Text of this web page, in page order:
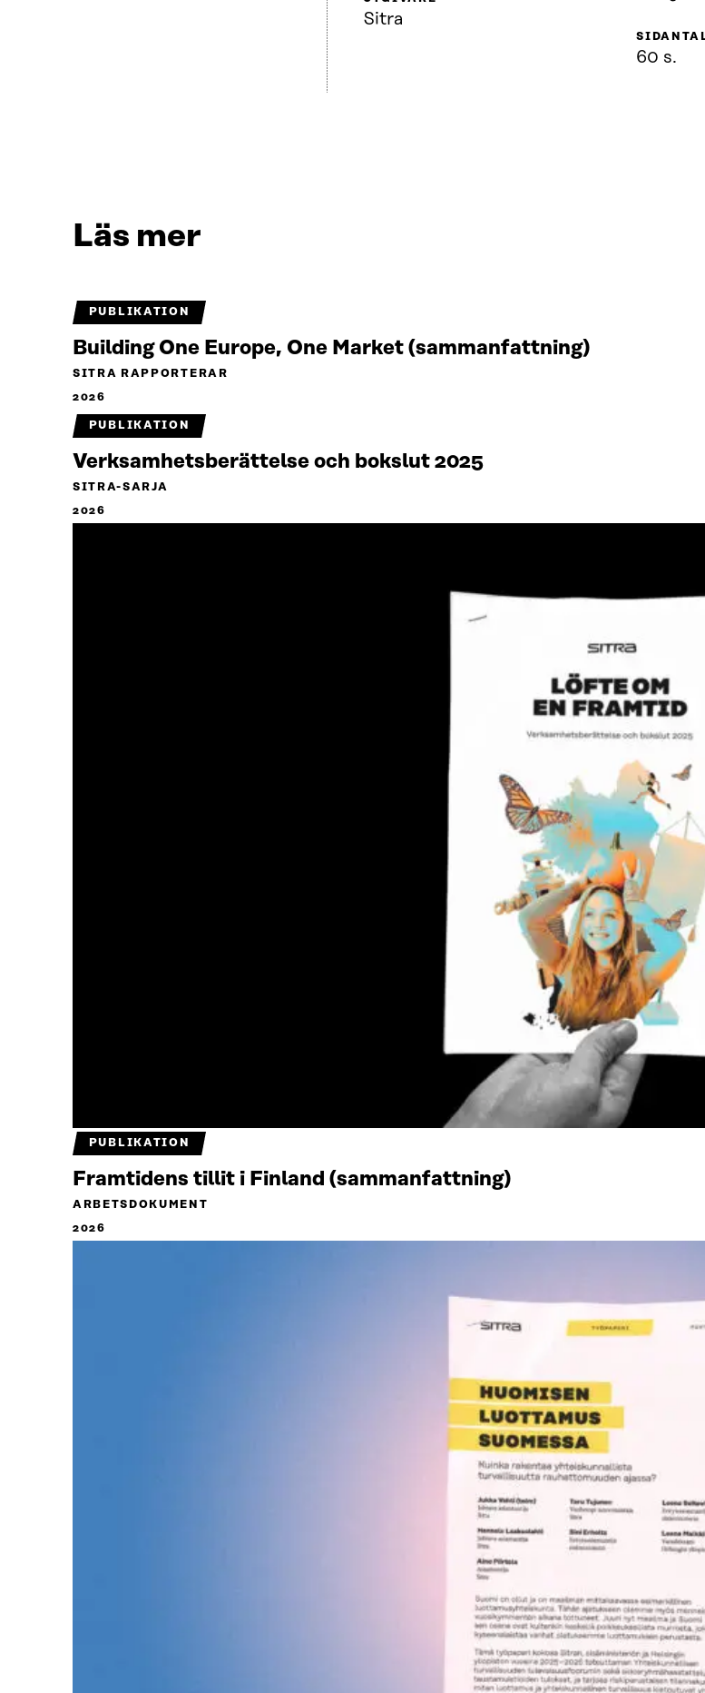
Sitra
60 s.
Läs mer
PUBLIKATION
Building One Europe, One Market (sammanfattning)
SITRA RAPPORTERAR
2026
PUBLIKATION
Verksamhetsberättelse och bokslut 2025
SITRA-SARJA
2026
PUBLIKATION
Framtidens tillit i Finland (sammanfattning)
ARBETSDOKUMENT
2026